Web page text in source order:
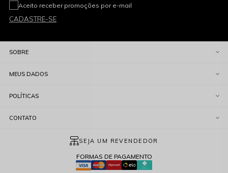
CADASTRE-SE
Aceito receber promoções por e-mail
SOBRE
MEUS DADOS
POLÍTICAS
CONTATO
FORMAS DE PAGAMENTO
SEJA UM REVENDEDOR